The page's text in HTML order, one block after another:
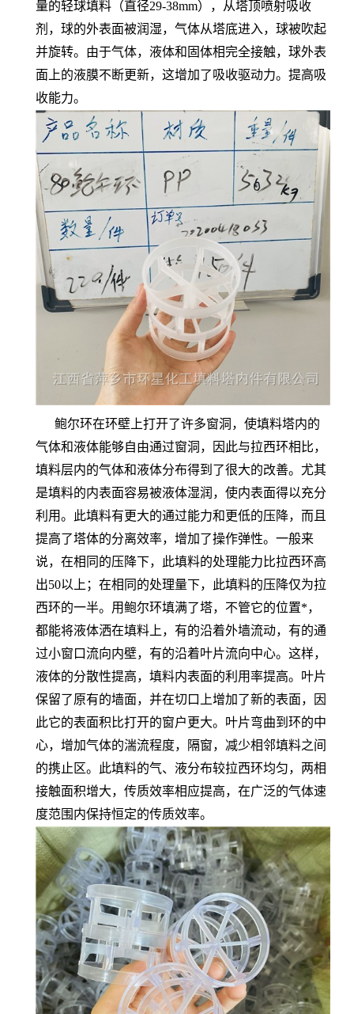
量的轻球填料（直径29-38mm），从塔顶喷射吸收
剂，球的外表面被润湿，气体从塔底进入，球被吹起
并旋转。由于气体，液体和固体相完全接触，球外表
面上的液膜不断更新，这增加了吸收驱动力。提高吸
收能力。
鲍尔环在环壁上打开了许多窗洞，使填料塔内的
气体和液体能够自由通过窗洞，因此与拉西环相比，
填料层内的气体和液体分布得到了很大的改善。尤其
是填料的内表面容易被液体湿润，使内表面得以充分
利用。此填料有更大的通过能力和更低的压降，而且
提高了塔体的分离效率，增加了操作弹性。一般来
说，在相同的压降下，此填料的处理能力比拉西环高
出50以上；在相同的处理量下，此填料的压降仅为拉
西环的一半。用鲍尔环填满了塔，不管它的位置*，
都能将液体洒在填料上，有的沿着外墙流动，有的通
过小窗口流向内壁，有的沿着叶片流向中心。这样，
液体的分散性提高，填料内表面的利用率提高。叶片
保留了原有的墙面，并在切口上增加了新的表面，因
此它的表面积比打开的窗户更大。叶片弯曲到环的中
心，增加气体的湍流程度，隔窗，减少相邻填料之间
的携止区。此填料的气、液分布较拉西环均匀，两相
接触面积增大，传质效率相应提高，在广泛的气体速
度范围内保持恒定的传质效率。